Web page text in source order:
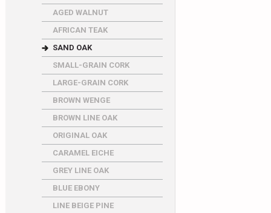
AGED WALNUT
AFRICAN TEAK
SAND OAK
SMALL-GRAIN CORK
LARGE-GRAIN CORK
BROWN WENGE
BROWN LINE OAK
ORIGINAL OAK
CARAMEL EICHE
GREY LINE OAK
BLUE EBONY
LINE BEIGE PINE